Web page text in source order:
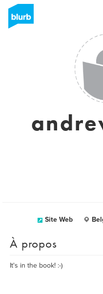
Site Web
À propos
It's in the book! :-)